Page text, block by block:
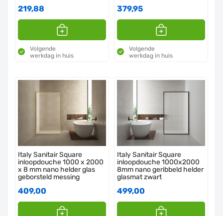
219,88
Volgende
werkdag in huis
379,95
Volgende
werkdag in huis
Italy Sanitair Square
inloopdouche 1000 x 2000
x 8 mm nano helder glas
geborsteld messing
409,00
Italy Sanitair Square
inloopdouche 1000x2000
8mm nano geribbeld helder
glasmat zwart
499,00